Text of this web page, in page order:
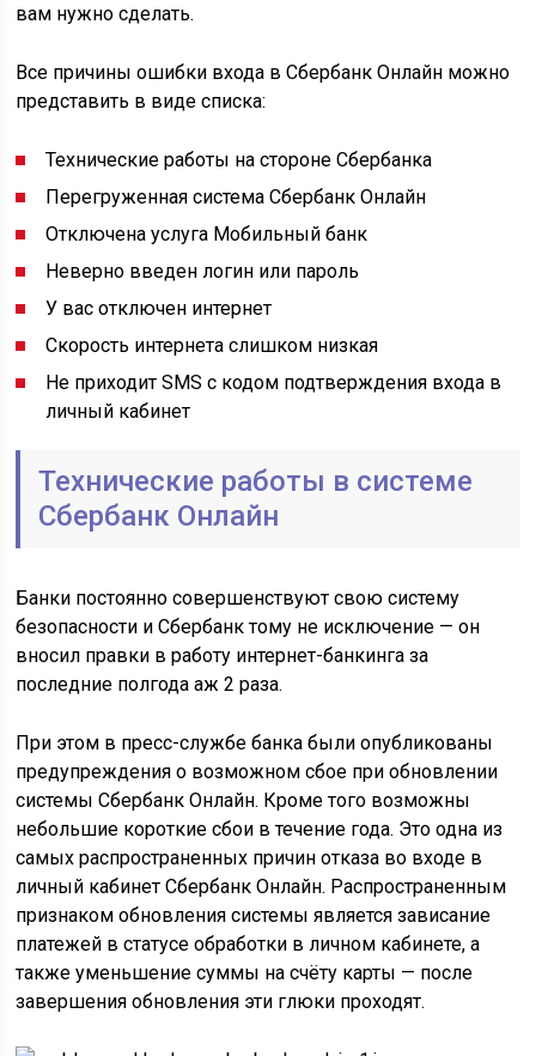
вам нужно сделать.
Все причины ошибки входа в Сбербанк Онлайн можно
представить в виде списка:
Технические работы на стороне Сбербанка
Перегруженная система Сбербанк Онлайн
Отключена услуга Мобильный банк
Неверно введен логин или пароль
У вас отключен интернет
Скорость интернета слишком низкая
Не приходит SMS с кодом подтверждения входа в
личный кабинет
Технические работы в системе
Сбербанк Онлайн
Банки постоянно совершенствуют свою систему
безопасности и Сбербанк тому не исключение — он
вносил правки в работу интернет-банкинга за
последние полгода аж 2 раза.
При этом в пресс-службе банка были опубликованы
предупреждения о возможном сбое при обновлении
системы Сбербанк Онлайн. Кроме того возможны
небольшие короткие сбои в течение года. Это одна из
самых распространенных причин отказа во входе в
личный кабинет Сбербанк Онлайн. Распространенным
признаком обновления системы является зависание
платежей в статусе обработки в личном кабинете, а
также уменьшение суммы на счёту карты — после
завершения обновления эти глюки проходят.